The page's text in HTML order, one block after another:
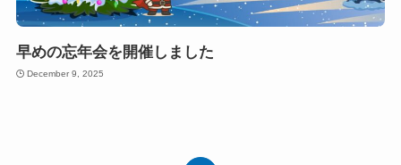
早めの忘年会を開催しました
December 9, 2025